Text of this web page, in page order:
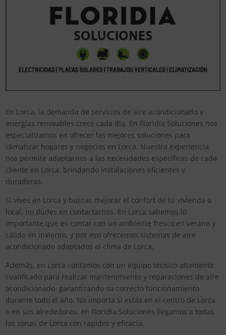
En Lorca, la demanda de servicios de aire acondicionado y
energías renovables crece cada día. En Floridia Soluciones nos
especializamos en ofrecer las mejores soluciones para
climatizar hogares y negocios en Lorca. Nuestra experiencia
nos permite adaptarnos a las necesidades específicas de cada
cliente en Lorca, brindando instalaciones eficientes y
duraderas.
Si vives en Lorca y buscas mejorar el confort de tu vivienda o
local, no dudes en contactarnos. En Lorca sabemos lo
importante que es contar con un ambiente fresco en verano y
cálido en invierno, y por eso ofrecemos sistemas de aire
acondicionado adaptados al clima de Lorca.
Además, en Lorca contamos con un equipo técnico altamente
cualificado para realizar mantenimiento y reparaciones de aire
acondicionado, garantizando su correcto funcionamiento
durante todo el año. No importa si estás en el centro de Lorca
o en sus alrededores, en Floridia Soluciones llegamos a todas
las zonas de Lorca con rapidez y eficacia.